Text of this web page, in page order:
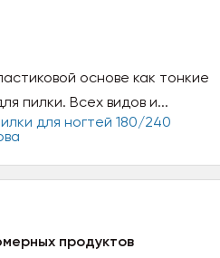
основе как тонкие
пилки. Всех видов и...
продуктов